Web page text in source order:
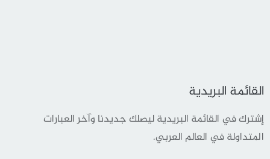
القائمة البريدية
إشترك في القائمة البريدية ليصلك جديدنا وآخر العبارات
المتداولة في العالم العربي.